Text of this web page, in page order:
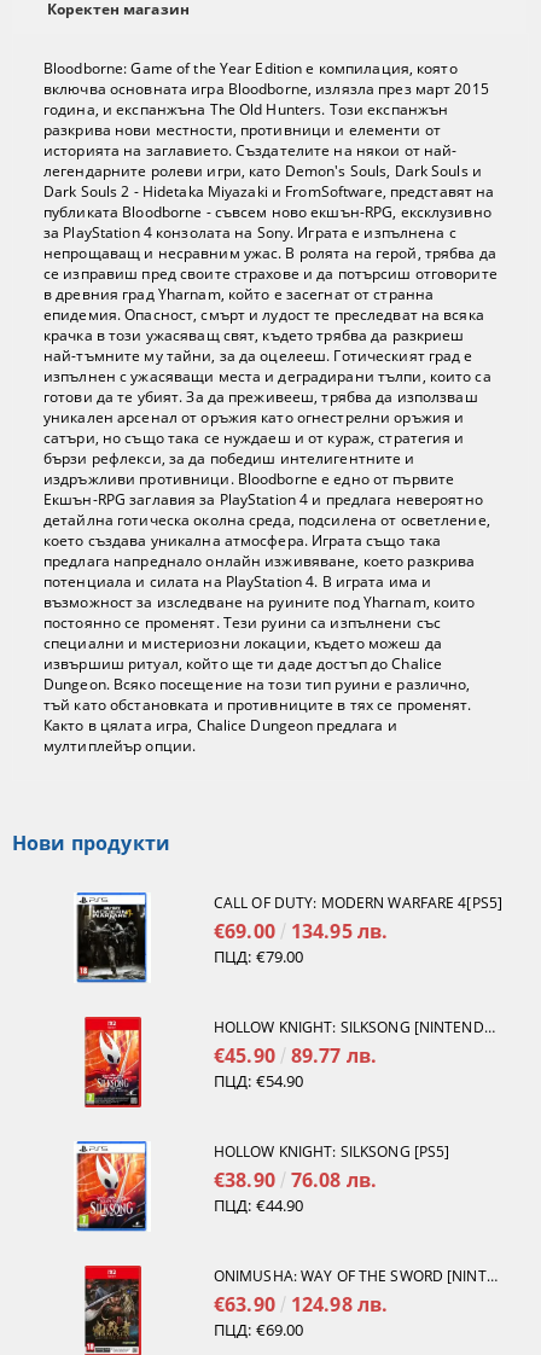
Коректен магазин
Bloodborne: Game of the Year Edition е компилация, която
включва основната игра Bloodborne, излязла през март 2015
година, и експанжъна The Old Hunters. Този експанжън
разкрива нови местности, противници и елементи от
историята на заглавието. Създателите на някои от най-
легендарните ролеви игри, като Demon's Souls, Dark Souls и
Dark Souls 2 - Hidetaka Miyazaki и FromSoftware, представят на
публиката Bloodborne - съвсем ново екшън-RPG, ексклузивно
за PlayStation 4 конзолата на Sony. Играта е изпълнена с
непрощаващ и несравним ужас. В ролята на герой, трябва да
се изправиш пред своите страхове и да потърсиш отговорите
в древния град Yharnam, който е засегнат от странна
епидемия. Опасност, смърт и лудост те преследват на всяка
крачка в този ужасяващ свят, където трябва да разкриеш
най-тъмните му тайни, за да оцелееш. Готическият град е
изпълнен с ужасяващи места и деградирани тълпи, които са
готови да те убият. За да преживееш, трябва да използваш
уникален арсенал от оръжия като огнестрелни оръжия и
сатъри, но също така се нуждаеш и от кураж, стратегия и
бързи рефлекси, за да победиш интелигентните и
издръжливи противници. Bloodborne е едно от първите
Екшън-RPG заглавия за PlayStation 4 и предлага невероятно
детайлна готическа околна среда, подсилена от осветление,
което създава уникална атмосфера. Играта също така
предлага напреднало онлайн изживяване, което разкрива
потенциала и силата на PlayStation 4. В играта има и
възможност за изследване на руините под Yharnam, които
постоянно се променят. Тези руини са изпълнени със
специални и мистериозни локации, където можеш да
извършиш ритуал, който ще ти даде достъп до Chalice
Dungeon. Всяко посещение на този тип руини е различно,
тъй като обстановката и противниците в тях се променят.
Както в цялата игра, Chalice Dungeon предлага и
мултиплейър опции.
Нови продукти
CALL OF DUTY: MODERN WARFARE 4[PS5]
€69.00 134.95 лв.
ПЦД: €79.00
HOLLOW KNIGHT: SILKSONG [NINTENDO SWITCH 2]
€45.90 89.77 лв.
ПЦД: €54.90
HOLLOW KNIGHT: SILKSONG [PS5]
€38.90 76.08 лв.
ПЦД: €44.90
ONIMUSHA: WAY OF THE SWORD [NINTENDO SWITCH 2]
€63.90 124.98 лв.
ПЦД: €69.00